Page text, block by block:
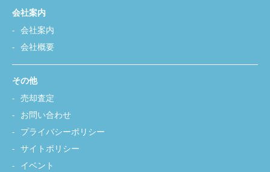
会社案内
会社案内
会社概要
その他
売却査定
お問い合わせ
プライバシーポリシー
サイトポリシー
イベント